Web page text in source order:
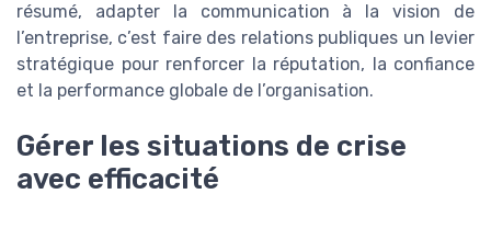
résumé, adapter la communication à la vision de
l’entreprise, c’est faire des relations publiques un levier
stratégique pour renforcer la réputation, la confiance
et la performance globale de l’organisation.
Gérer les situations de crise
avec efficacité